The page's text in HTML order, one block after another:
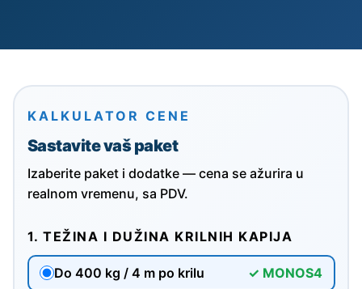
KALKULATOR CENE
Sastavite vaš paket
Izaberite paket i dodatke — cena se ažurira u
realnom vremenu, sa PDV.
1. TEŽINA I DUŽINA KRILNIH KAPIJA
Do 400 kg / 4 m po krilu ✓ MONOS4